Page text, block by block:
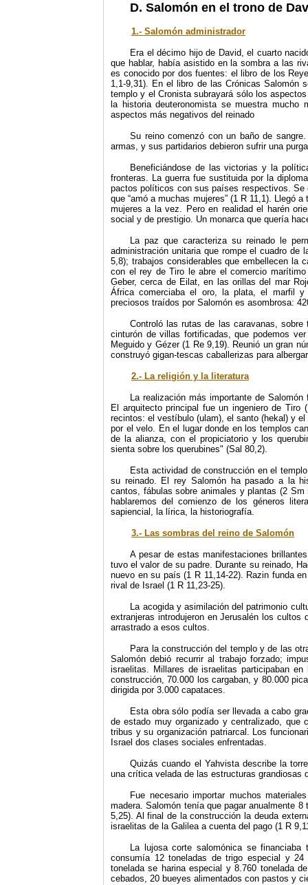
D. Salomón en el trono de
1.- Salomón administrador
Era el décimo hijo de David, el cuarto
que hablar, había asistido en la sombra a las
es conocido por dos fuentes: el libro de los
1,1-9,31). En el libro de las Crónicas Salomón
templo y el Cronista subrayará sólo los
la historia deuteronomista se muestra
aspectos más negativos del reinado
Su reino comenzó con un baño de
armas, y sus partidarios debieron sufrir una
Beneficiándose de las victorias y la
fronteras. La guerra fue sustituida por la
pactos políticos con sus países respectivos.
que “amó a muchas mujeres” (1 R 11,1). Llegó
mujeres a la vez. Pero en realidad el harén
social y de prestigio. Un monarca que quería
La paz que caracteriza su reinado le
administración unitaria que rompe el cuadro
5,8); trabajos considerables que embellecen la
con el rey de Tiro le abre el comercio
Geber, cerca de Eilat, en las orillas del mar
África comerciaba el oro, la plata, el marfil y
preciosos traídos por Salomón es asombrosa:
Controló las rutas de las caravanas,
cinturón de villas fortificadas, que podemos
Meguido y Gézer (1 Re 9,19). Reunió un gran
construyó gigan-tescas caballerizas para
2.- La religión y la literatura
La realización más importante de
El arquitecto principal fue un ingeniero de
recintos: el vestíbulo (ulam), el santo (hekal) y
por el velo. En el lugar donde en los templos
de la alianza, con el propiciatorio y los
sienta sobre los querubines" (Sal 80,2).
Esta actividad de construcción en el
su reinado. El rey Salomón ha pasado a la
cantos, fábulas sobre animales y plantas (2
hablaremos del comienzo de los géneros
sapiencial, la lírica, la historiografía.
3.- Las sombras del reino de Salomón
A pesar de estas manifestaciones
tuvo el valor de su padre. Durante su reinado,
nuevo en su país (1 R 11,14-22). Razin funda
rival de Israel (1 R 11,23-25).
La acogida y asimilación del patrimonio
extranjeras introdujeron en Jerusalén los
arrastrado a esos cultos.
Para la construcción del templo y de las
Salomón debió recurrir al trabajo forzado;
israelitas. Millares de israelitas participaban
construcción, 70.000 los cargaban, y 80.000
dirigida por 3.000 capataces.
Esta obra sólo podía ser llevada a cabo
de estado muy organizado y centralizado, que
tribus y su organización patriarcal. Los
Israel dos clases sociales enfrentadas.
Quizás cuando el Yahvista describe la
una crítica velada de las estructuras grandiosas
Fue necesario importar muchos
madera. Salomón tenía que pagar anualmente
5,25). Al final de la construcción la deuda
israelitas de la Galilea a cuenta del pago (1 R
La lujosa corte salomónica se
consumía 12 toneladas de trigo especial y
tonelada se harina especial y 8.760 tonelada
cebados, 20 bueyes alimentados con pastos y